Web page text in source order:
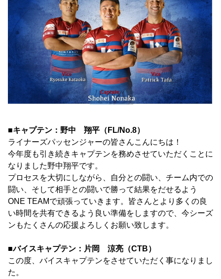
■キャプテン：野中 翔平（FL/No.8）
ライナーズパッセンジャーの皆さんこんにちは！
今年度も引き続きキャプテンを務めさせていただくことに
なりました野中翔平です。
プロセスを大切にしながら、自分との闘い、チーム内での
闘い、そして相手との闘いで勝って結果をだせるよう
ONE TEAMで頑張っていきます。皆さんとより多くの良
い時間を共有できるよう良い準備をしますので、今シーズ
ンもたくさんの応援よろしくお願い致します。
■バイスキャプテン：片岡 涼亮（CTB）
この度、バイスキャプテンをさせていただく事になりまし
た。